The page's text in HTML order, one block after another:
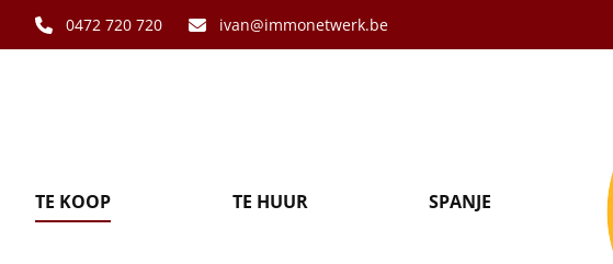
Ga naar hoofdinhoud
0472 720 720 ivan@immonetwerk.be
TE KOOP TE HUUR SPANJE